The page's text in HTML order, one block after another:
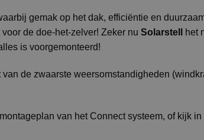
gemak op het dak, efficiëntie en
de doe-het-zelver! Zeker nu Solarstell
het
is voorgemonteerd!
de zwaarste weersomstandigheden
van het Connect systeem, of kijk in